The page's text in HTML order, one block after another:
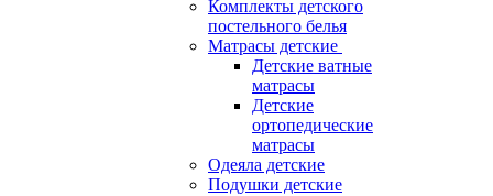
Комплекты детского
постельного белья
Матрасы детские
Детские ватные
матрасы
Детские
ортопедические
матрасы
Одеяла детские
Подушки детские